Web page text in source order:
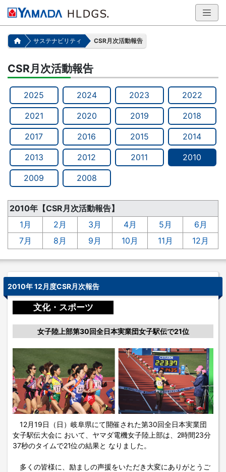
サステナビリティ CSR月次活動報告
CSR月次活動報告
2025 2024 2023 2022
2021 2020 2019 2018
2017 2016 2015 2014
2013 2012 2011 2010
2009 2008
2010年【CSR月次活動報告】
1月
2月 3月 4月 5月
6月
7月
8月 9月 10月 11月 12月
2010年 12月度CSR月次報告
文化・スポーツ
女子陸上部第30回全日本実業団女子駅伝で21位
12月19日（日）岐阜県にて開催された第30回全日本実業団
女子駅伝大会に おいて、ヤマダ電機女子陸上部は、2時間23分
37秒のタイムで21位の結果と なりました。
多くの皆様に、励ましの声援をいただき大変にありがとうご